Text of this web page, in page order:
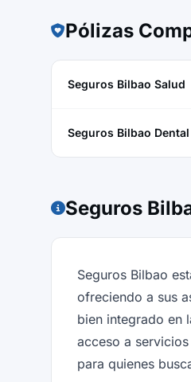
Pólizas
Seguros Bilbao Salud
Seguros Bilbao Dental
Seguros
Seguros Bilbao
ofreciendo a sus
bien integrado en
acceso a
para quienes